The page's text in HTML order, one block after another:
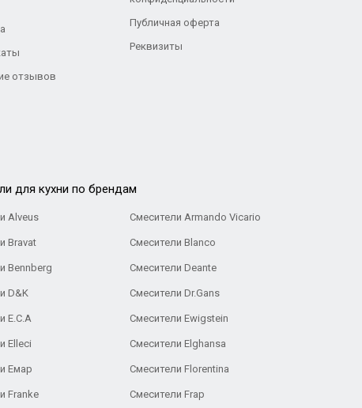
отзывов
Публичная оферта
Реквизиты
для кухни по брендам
Alveus Смесители Armando Vicario
Bravat Смесители Blanco
Bennberg Смесители Deante
D&K Смесители Dr.Gans
E.C.A Cмесители Ewigstein
Elleci Смесители Elghansa
Емар Смесители Florentina
Franke Смесители Frap